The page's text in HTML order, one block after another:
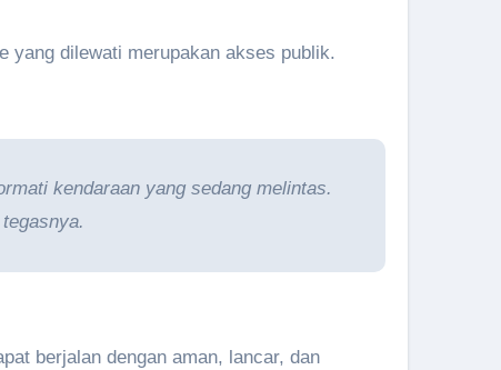
yang dilewati merupakan akses publik.
kendaraan yang sedang melintas.
berjalan dengan aman, lancar, dan